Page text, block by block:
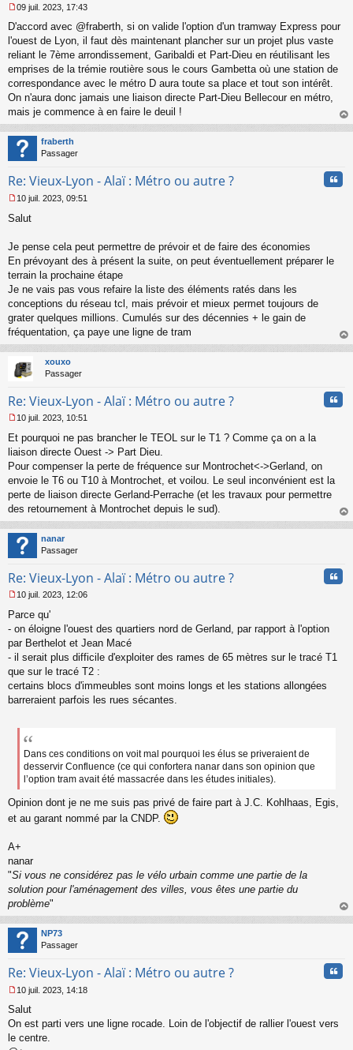
e
s
s
g
e
n
o
n
l
u
09 juil. 2023, 17:43
D'accord avec @fraberth, si on valide l'option d'un tramway Express pour
l'ouest de Lyon, il faut dès maintenant plancher sur un projet plus vaste
reliant le 7ème arrondissement, Garibaldi et Part-Dieu en réutilisant les
emprises de la trémie routière sous le cours Gambetta où une station de
correspondance avec le métro D aura toute sa place et tout son intérêt.
On n'aura donc jamais une liaison directe Part-Dieu Bellecour en métro,
mais je commence à en faire le deuil !
au
fraberth
Passager
Re: Vieux-Lyon - Alaï : Métro ou autre ?
e
g
e
n
o
u
10 juil. 2023, 09:51
Salut
Je pense cela peut permettre de prévoir et de faire des économies
En prévoyant des à présent la suite, on peut éventuellement préparer le
terrain la prochaine étape
Je ne vais pas vous refaire la liste des éléments ratés dans les
conceptions du réseau tcl, mais prévoir et mieux permet toujours de
grater quelques millions. Cumulés sur des décennies + le gain de
fréquentation, ça paye une ligne de tram
au
xouxo
Passager
Re: Vieux-Lyon - Alaï : Métro ou autre ?
e
s
g
e
n
o
n
l
u
10 juil. 2023, 10:51
Et pourquoi ne pas brancher le TEOL sur le T1 ? Comme ça on a la
liaison directe Ouest -> Part Dieu.
Pour compenser la perte de fréquence sur Montrochet<->Gerland, on
envoie le T6 ou T10 à Montrochet, et voilou. Le seul inconvénient est la
perte de liaison directe Gerland-Perrache (et les travaux pour permettre
des retournement à Montrochet depuis le sud).
au
nanar
Passager
Re: Vieux-Lyon - Alaï : Métro ou autre ?
e
s
s
a
g
e
n
o
10 juil. 2023, 12:06
Parce qu'
- on éloigne l'ouest des quartiers nord de Gerland, par rapport à l'option
par Berthelot et Jean Macé
- il serait plus difficile d'exploiter des rames de 65 mètres sur le tracé T1
que sur le tracé T2 :
certains blocs d'immeubles sont moins longs et les stations allongées
barreraient parfois les rues sécantes.
Dans ces conditions on voit mal pourquoi les élus se priveraient de
desservir Confluence (ce qui confortera nanar dans son opinion que
l’option tram avait été massacrée dans les études initiales).
Opinion dont je ne me suis pas privé de faire part à J.C. Kohlhaas, Egis,
et au garant nommé par la CNDP.
A+
nanar
"Si vous ne considérez pas le vélo urbain comme une partie de la
solution pour l'aménagement des villes, vous êtes une partie du
problème"
au
NP73
Passager
Re: Vieux-Lyon - Alaï : Métro ou autre ?
e
s
s
10 juil. 2023, 14:18
Salut
On est parti vers une ligne rocade. Loin de l'objectif de rallier l'ouest vers
le centre.